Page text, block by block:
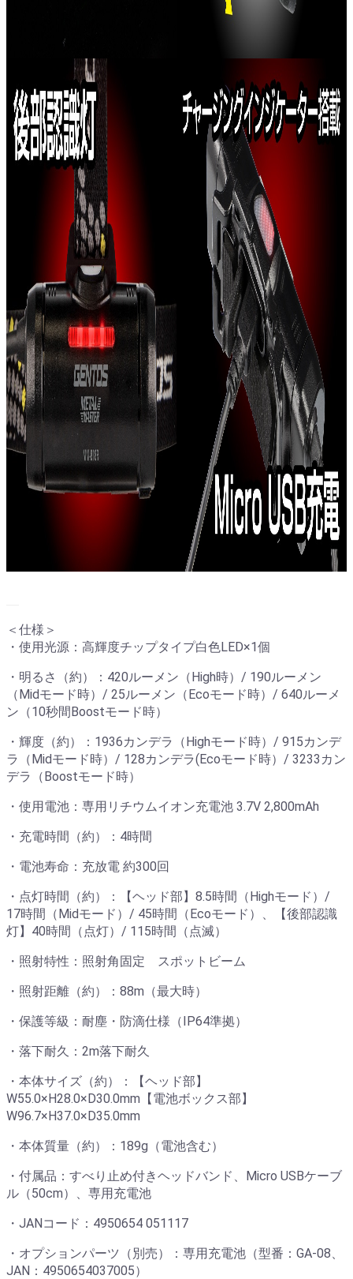
＜仕様＞
・使用光源：高輝度チップタイプ白色LED×1個
・明るさ（約）：420ルーメン（High時）/ 190ルーメン
（Midモード時）/ 25ルーメン（Ecoモード時）/ 640ルーメ
ン（10秒間Boostモード時）
・輝度（約）：1936カンデラ（Highモード時）/ 915カンデ
ラ（Midモード時）/ 128カンデラ(Ecoモード時）/ 3233カン
デラ（Boostモード時）
・使用電池：専用リチウムイオン充電池 3.7V 2,800mAh
・充電時間（約）：4時間
・電池寿命：充放電 約300回
・点灯時間（約）：【ヘッド部】8.5時間（Highモード）/
17時間（Midモード）/ 45時間（Ecoモード）、【後部認識
灯】40時間（点灯）/ 115時間（点滅）
・照射特性：照射角固定 スポットビーム
・照射距離（約）：88m（最大時）
・保護等級：耐塵・防滴仕様（IP64準拠）
・落下耐久：2m落下耐久
・本体サイズ（約）：【ヘッド部】
W55.0×H28.0×D30.0mm【電池ボックス部】
W96.7×H37.0×D35.0mm
・本体質量（約）：189g（電池含む）
・付属品：すべり止め付きヘッドバンド、Micro USBケーブ
ル（50cm）、専用充電池
・JANコード：4950654 051117
・オプションパーツ（別売）：専用充電池（型番：GA-08、
JAN：4950654037005）